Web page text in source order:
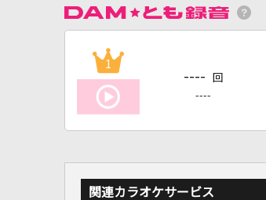
1
---- 回
----
関連カラオケサービス